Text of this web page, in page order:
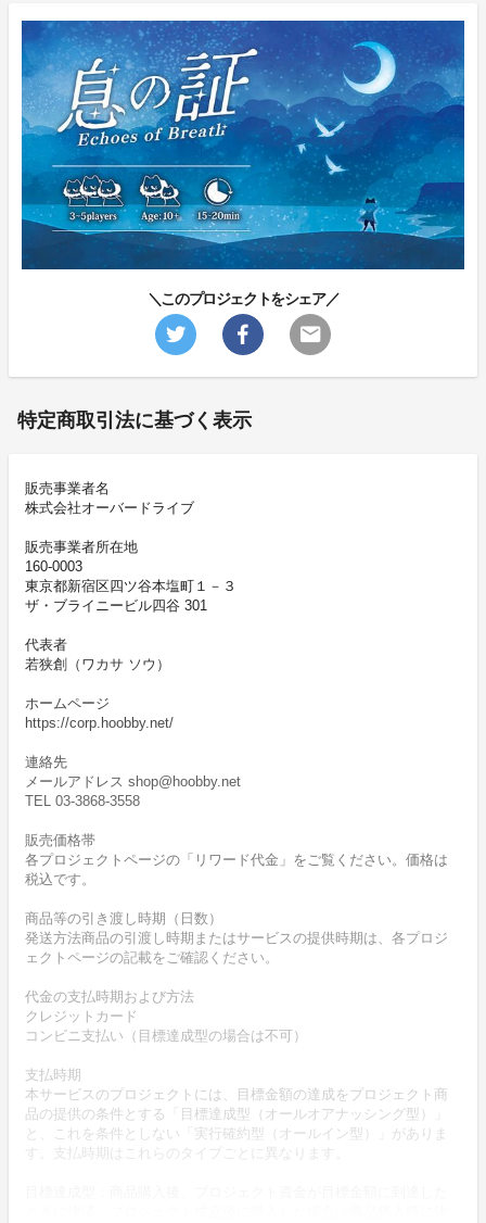
＼このプロジェクトをシェア／
特定商取引法に基づく表示
販売事業者名
株式会社オーバードライブ
販売事業者所在地
160-0003
東京都新宿区四ツ谷本塩町１－３
ザ・ブライニービル四谷 301
代表者
若狭創（ワカサ ソウ）
ホームページ
https://corp.hoobby.net/
連絡先
メールアドレス shop@hoobby.net
TEL 03-3868-3558
販売価格帯
各プロジェクトページの「リワード代金」をご覧ください。価格は
税込です。
商品等の引き渡し時期（日数）
発送方法商品の引渡し時期またはサービスの提供時期は、各プロジ
ェクトページの記載をご確認ください。
代金の支払時期および方法
クレジットカード
コンビニ支払い（目標達成型の場合は不可）
支払時期
本サービスのプロジェクトには、目標金額の達成をプロジェクト商
品の提供の条件とする「目標達成型（オールオアナッシング型）」
と、これを条件としない「実行確約型（オールイン型）」がありま
す。支払時期はこれらのタイプごとに異なります。